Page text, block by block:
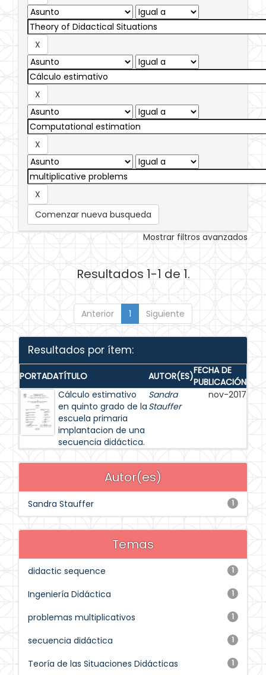
Comenzar nueva busqueda
Mostrar filtros avanzados
Resultados 1-1 de 1.
Anterior 1 Siguiente
Resultados por ítem:
PORTADATÍTULO AUTOR(ES)FECHA DE
PUBLICACIÓN
Cálculo estimativo
en quinto grado de la
escuela primaria
implantacion de una
secuencia didáctica.
Sandra
Stauffer
nov-2017
Autor(es)
1
Sandra Stauffer
Temas
1
didactic sequence
1
Ingeniería Didáctica
1
problemas multiplicativos
1
secuencia didáctica
1
Teoría de las Situaciones Didácticas